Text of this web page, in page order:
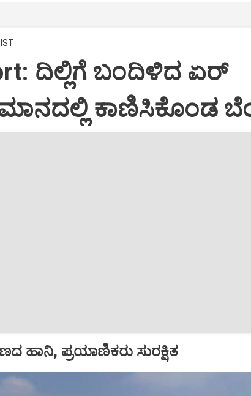
ದಿಲ್ಲಿಗೆ ಬಂದಿಳಿದ ಏರ್‌
ಕಾಣಿಸಿಕೊಂಡ
ಹಾನಿ, ಪ್ರಯಾಣಿಕರು ಸುರಕ್ಷಿತ